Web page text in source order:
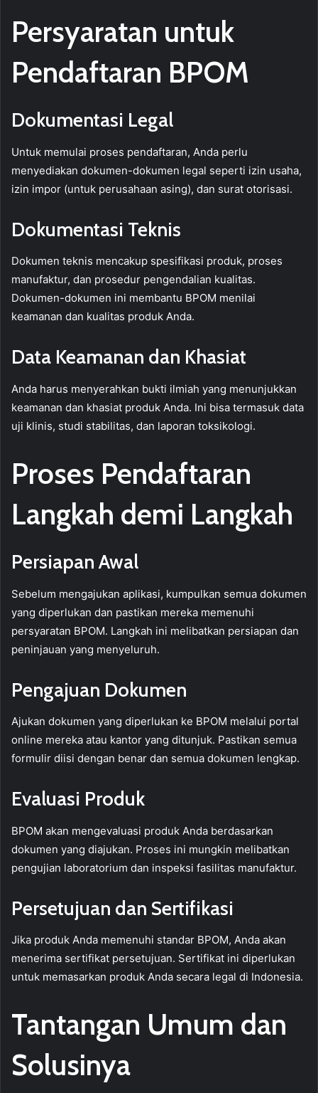
Persyaratan untuk
Pendaftaran BPOM
Dokumentasi Legal
Untuk memulai proses pendaftaran, Anda perlu
menyediakan dokumen-dokumen legal seperti izin usaha,
izin impor (untuk perusahaan asing), dan surat otorisasi.
Dokumentasi Teknis
Dokumen teknis mencakup spesifikasi produk, proses
manufaktur, dan prosedur pengendalian kualitas.
Dokumen-dokumen ini membantu BPOM menilai
keamanan dan kualitas produk Anda.
Data Keamanan dan Khasiat
Anda harus menyerahkan bukti ilmiah yang menunjukkan
keamanan dan khasiat produk Anda. Ini bisa termasuk data
uji klinis, studi stabilitas, dan laporan toksikologi.
Proses Pendaftaran
Langkah demi Langkah
Persiapan Awal
Sebelum mengajukan aplikasi, kumpulkan semua dokumen
yang diperlukan dan pastikan mereka memenuhi
persyaratan BPOM. Langkah ini melibatkan persiapan dan
peninjauan yang menyeluruh.
Pengajuan Dokumen
Ajukan dokumen yang diperlukan ke BPOM melalui portal
online mereka atau kantor yang ditunjuk. Pastikan semua
formulir diisi dengan benar dan semua dokumen lengkap.
Evaluasi Produk
BPOM akan mengevaluasi produk Anda berdasarkan
dokumen yang diajukan. Proses ini mungkin melibatkan
pengujian laboratorium dan inspeksi fasilitas manufaktur.
Persetujuan dan Sertifikasi
Jika produk Anda memenuhi standar BPOM, Anda akan
menerima sertifikat persetujuan. Sertifikat ini diperlukan
untuk memasarkan produk Anda secara legal di Indonesia.
Tantangan Umum dan
Solusinya